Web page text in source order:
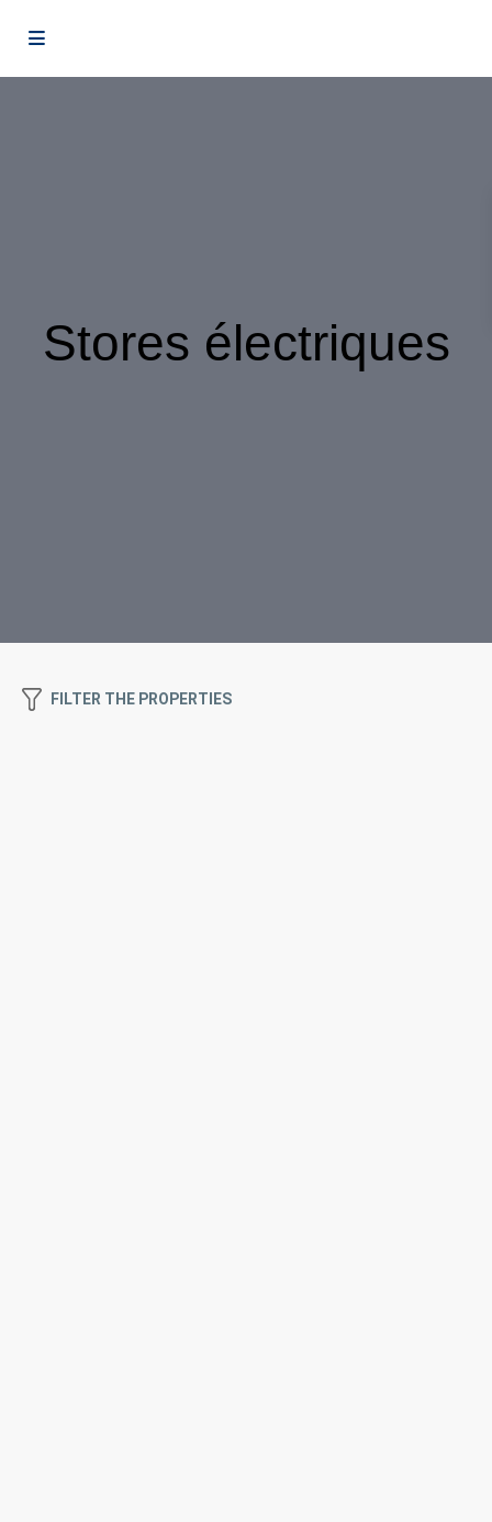
Stores électriques
FILTER THE PROPERTIES